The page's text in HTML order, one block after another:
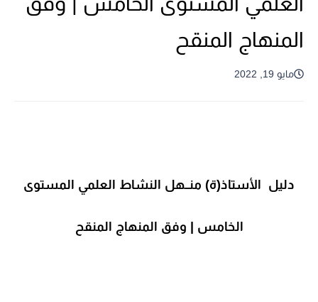
المنهاج المنقح
مايو 19, 2022
دليل الأستاذ(ة) منــهل النشاط العلمي المستوى
الخامس | وفق المنهاج المنقح